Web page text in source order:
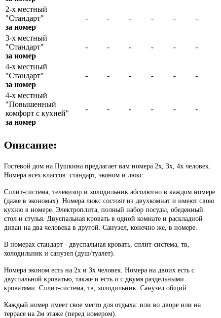
2-х местный
"Стандарт"
за номер
- - - - - -
3-х местный
"Стандарт"
за номер
- - - - - -
4-х местный
"Стандарт"
за номер
- - - - - -
4-х местный
"Повышенный
комфорт с кухней"
за номер
- - - - - -
Описание:
Гостевой дом на Пушкина предлагает вам номера 2х, 3х, 4х человек.
Номера всех классов: стандарт, эконом и люкс.
Сплит-система, телевизор и холодильник абсолютно в каждом номере
(даже в экономах). Номера люкс состоят из двухкомнат и имеют свою
кухню в номере. Электроплита, полный набор посуды, обеденный
стол и стулья. Двуспальная кровать в одной комнате и раскладной
диван на два человека в другой. Санузел, конечно же, в номере.
В номерах стандарт - двуспальная кровать, сплит-система, тв,
холодильник и санузел (душ/туалет).
Номера эконом есть на 2х и 3х человек. Номера на двоих есть с
двуспальной кроватью, также и есть и с двумя раздельными
кроватями. Сплит-система, тв, холодильник. Санузел общий.
Каждый номер имеет свое место для отдыха: или во дворе или на
террасе на 2м этаже (перед номером).